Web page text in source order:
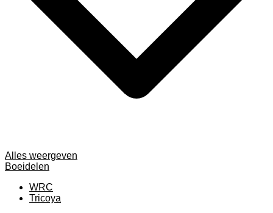
Alles weergeven
Boeidelen
WRC
Tricoya